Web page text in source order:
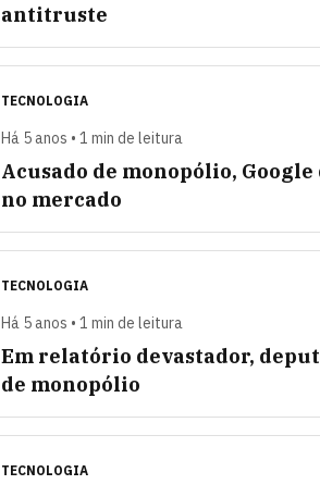
antitruste
TECNOLOGIA
Há 5 anos • 1 min de leitura
Acusado de monopólio,
no mercado
TECNOLOGIA
Há 5 anos • 1 min de leitura
Em relatório devastador,
de monopólio
TECNOLOGIA